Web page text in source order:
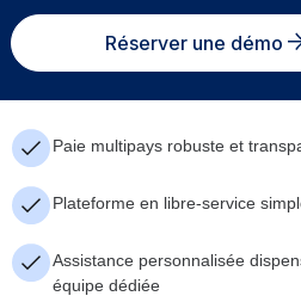
Réserver une démo
Paie multipays robuste et
Plateforme en libre-service
Assistance personnalisée
équipe dédiée